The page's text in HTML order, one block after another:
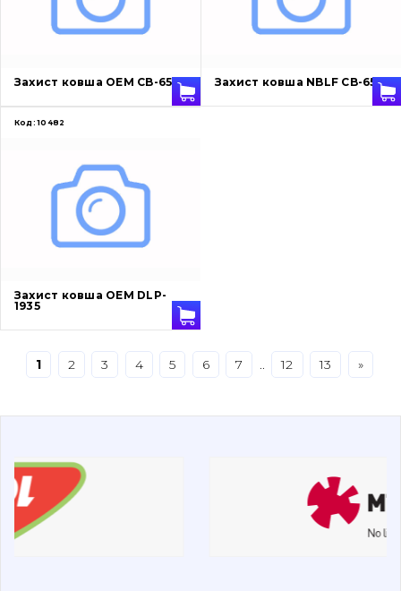
Захист (ковша, адаптера)
Пальці та Втулки
Гідравліка
Навісне обладнання
Електрообладнання
Інше
Захист ковша OEM CB-65 Захист ковша NBLF CB-65
Код: 10482
Захист ковша OEM DLP-
1935
1 2 3 4 5 6 7 12 13 »